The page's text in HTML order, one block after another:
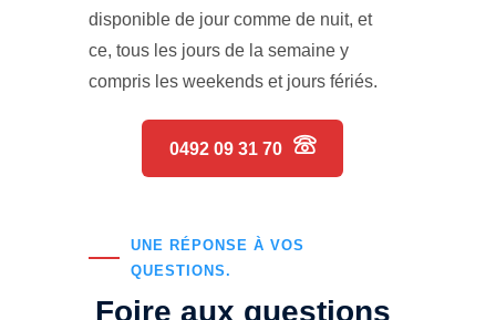
disponible de jour comme de nuit, et
ce, tous les jours de la semaine y
compris les weekends et jours fériés.
0492 09 31 70
UNE RÉPONSE À VOS
QUESTIONS.
Foire aux questions